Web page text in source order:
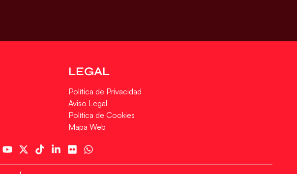
LEGAL
Política de Privacidad
Aviso Legal
Política de Cookies
Mapa Web